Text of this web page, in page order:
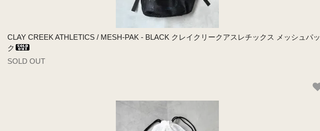
CLAY CREEK ATHLETICS / MESH-PAK - BLACK クレイクリークアスレチックス メッシュパッ
ク
SOLD OUT